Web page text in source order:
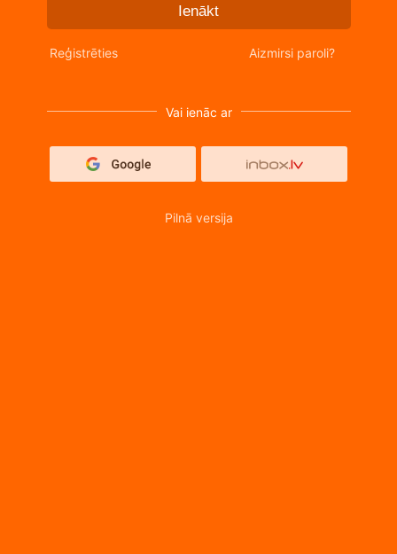
Ienākt
Reģistrēties Aizmirsi paroli?
Vai ienāc ar
Pilnā versija